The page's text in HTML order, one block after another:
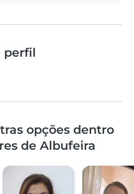
perfil
opções dentro
de Albufeira